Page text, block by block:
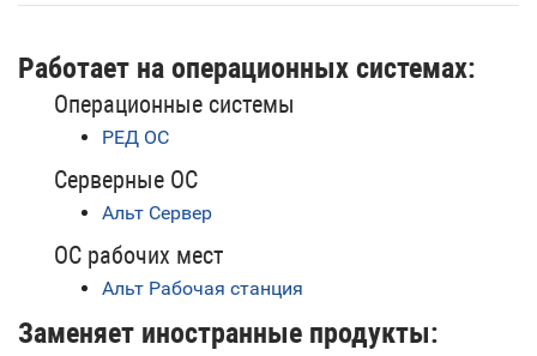
Работает на операционных системах:
Операционные системы
РЕД ОС
Серверные ОС
Альт Сервер
ОС рабочих мест
Альт Рабочая станция
Заменяет иностранные продукты: